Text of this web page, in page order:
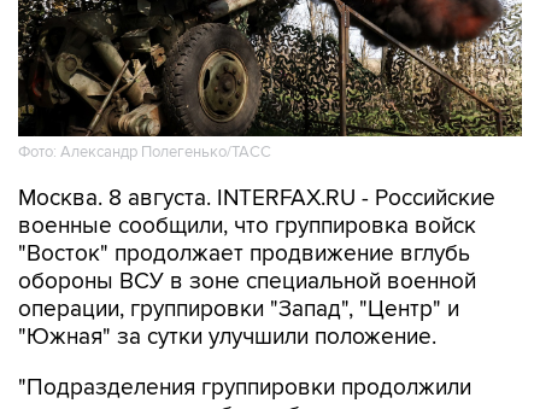
Фото: Александр Полегенько/ТАСС
Москва. 8 августа. INTERFAX.RU - Российские
военные сообщили, что группировка войск
"Восток" продолжает продвижение вглубь
обороны ВСУ в зоне специальной военной
операции, группировки "Запад", "Центр" и
"Южная" за сутки улучшили положение.
"Подразделения группировки продолжили